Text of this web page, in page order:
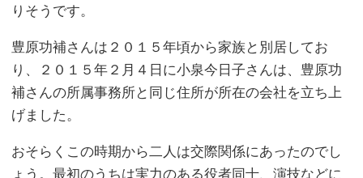
りそうです。
豊原功補さんは２０１５年頃から家族と別居してお
り、２０１５年２月４日に小泉今日子さんは、豊原功
補さんの所属事務所と同じ住所が所在の会社を立ち上
げました。
おそらくこの時期から二人は交際関係にあったのでし
ょう。最初のうちは実力のある役者同士、演技などに